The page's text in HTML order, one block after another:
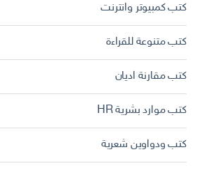
كتب كمبيوتر وانترنت
كتب متنوعة للقراءة
كتب مقارنة اديان
كتب موارد بشرية HR
كتب ودواوين شعرية